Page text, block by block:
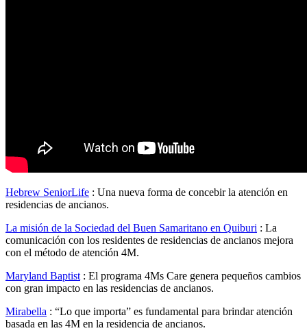
Hebrew SeniorLife : Una nueva forma de concebir la atención en
residencias de ancianos.
La misión de la Sociedad del Buen Samaritano en Quiburi : La
comunicación con los residentes de residencias de ancianos mejora
con el método de atención 4M.
Maryland Baptist : El programa 4Ms Care genera pequeños cambios
con gran impacto en las residencias de ancianos.
Mirabella : “Lo que importa” es fundamental para brindar atención
basada en las 4M en la residencia de ancianos.